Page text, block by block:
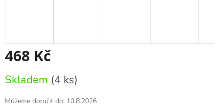
468 Kč
cena:
Skladem (4 ks)
Můžeme doručit do: 10.8.2026